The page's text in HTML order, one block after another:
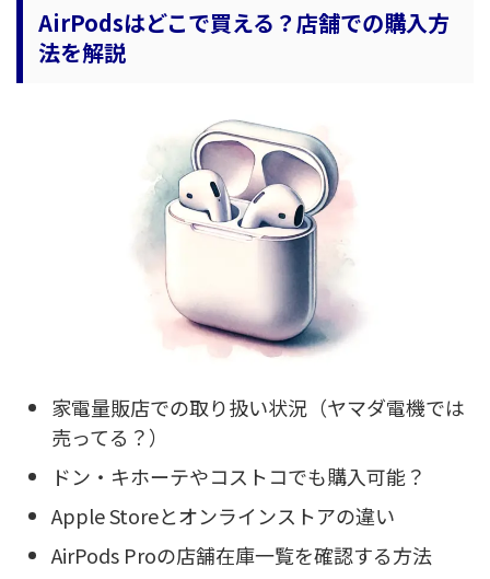
AirPodsはどこで買える？店舗での購入方
法を解説
家電量販店での取り扱い状況（ヤマダ電機では
売ってる？）
ドン・キホーテやコストコでも購入可能？
Apple Storeとオンラインストアの違い
AirPods Proの店舗在庫一覧を確認する方法